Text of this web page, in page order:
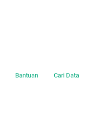
Bantuan Cari Data